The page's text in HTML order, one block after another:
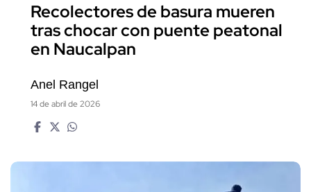
Recolectores de basura mueren
tras chocar con puente peatonal
en Naucalpan
Anel Rangel
14 de abril de 2026